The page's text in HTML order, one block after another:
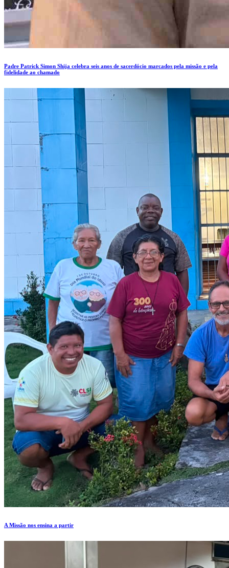
Padre Patrick Simon Shija celebra seis anos de sacerdócio marcados pela missão e pela
fidelidade ao chamado
A Missão nos ensina a partir